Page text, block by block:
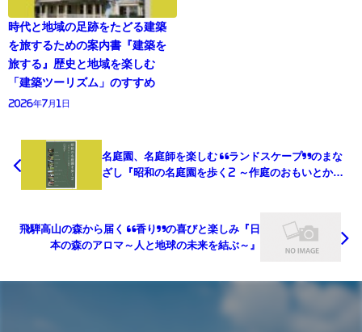
時代と地域の足跡をたどる建築
を旅するための案内書『建築を
旅する』歴史と地域を楽しむ
「建築ツーリズム」のすすめ
2026年7月1日
名庭園、名庭師を楽しむ “ランドスケープ”のまな
ざし『昭和の名庭園を歩く2 ～作庭のおもいとかた
飛騨高山の森から届く “香り”の喜びと楽しみ『日
本の森のアロマ～人と地球の未来を結ぶ～』